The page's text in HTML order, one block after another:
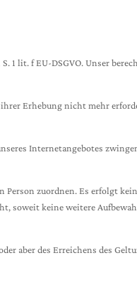
1 lit. f EU-DSGVO. Unser
Erhebung nicht mehr
Internetangebotes
zuordnen. Es erfolgt
soweit keine weitere
aber des Erreichens des